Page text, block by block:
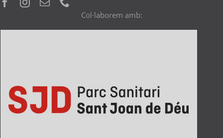
Col·laborem amb: